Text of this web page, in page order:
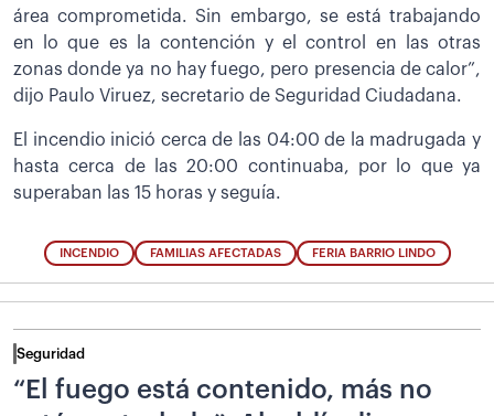
área comprometida. Sin embargo, se está trabajando
en lo que es la contención y el control en las otras
zonas donde ya no hay fuego, pero presencia de calor”,
dijo Paulo Viruez, secretario de Seguridad Ciudadana.
El incendio inició cerca de las 04:00 de la madrugada y
hasta cerca de las 20:00 continuaba, por lo que ya
superaban las 15 horas y seguía.
INCENDIO FAMILIAS AFECTADAS FERIA BARRIO LINDO
Seguridad
“El fuego está contenido, más no